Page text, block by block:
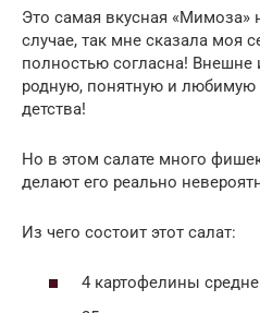
Это самая вкусная «Мимоза»
случае, так мне сказала моя
полностью согласна! Внешне
родную, понятную и
детства!
Но в этом салате много
делают его реально
Из чего состоит этот салат:
4 картофелины